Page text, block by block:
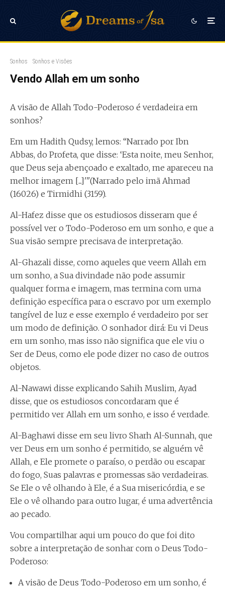
Sonhos Sonhos e Visões
Vendo Allah em um sonho
A visão de Allah Todo-Poderoso é verdadeira em
sonhos?
Em um Hadith Qudsy, lemos: “Narrado por Ibn
Abbas, do Profeta, que disse: ‘Esta noite, meu Senhor,
que Deus seja abençoado e exaltado, me apareceu na
melhor imagem [...]'"(Narrado pelo imã Ahmad
(16026) e Tirmidhi (3159).
Al-Hafez disse que os estudiosos disseram que é
possível ver o Todo-Poderoso em um sonho, e que a
Sua visão sempre precisava de interpretação.
Al-Ghazali disse, como aqueles que veem Allah em
um sonho, a Sua divindade não pode assumir
qualquer forma e imagem, mas termina com uma
definição específica para o escravo por um exemplo
tangível de luz e esse exemplo é verdadeiro por ser
um modo de definição. O sonhador dirá: Eu vi Deus
em um sonho, mas isso não significa que ele viu o
Ser de Deus, como ele pode dizer no caso de outros
objetos.
Al-Nawawi disse explicando Sahih Muslim, Ayad
disse, que os estudiosos concordaram que é
permitido ver Allah em um sonho, e isso é verdade.
Al-Baghawi disse em seu livro Sharh Al-Sunnah, que
ver Deus em um sonho é permitido, se alguém vê
Allah, e Ele promete o paraíso, o perdão ou escapar
do fogo, Suas palavras e promessas são verdadeiras.
Se Ele o vê olhando à Ele, é a Sua misericórdia, e se
Ele o vê olhando para outro lugar, é uma advertência
ao pecado.
Vou compartilhar aqui um pouco do que foi dito
sobre a interpretação de sonhar com o Deus Todo-
Poderoso:
A visão de Deus Todo-Poderoso em um sonho, é